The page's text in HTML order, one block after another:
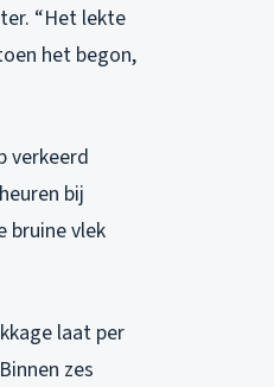
“Het lekte
het begon,
verkeerd
bij
bruine vlek
laat per
zes